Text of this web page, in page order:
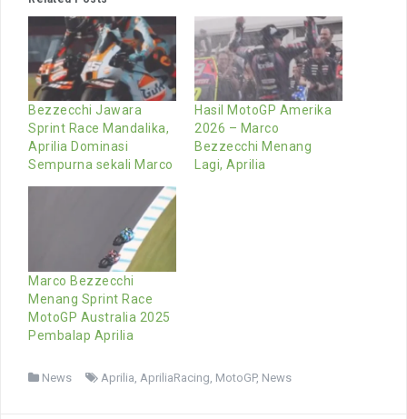
Bezzecchi Jawara
Sprint Race Mandalika,
Aprilia Dominasi
Sempurna sekali Marco
Hasil MotoGP Amerika
2026 – Marco
Bezzecchi Menang
Lagi, Aprilia
Marco Bezzecchi
Menang Sprint Race
MotoGP Australia 2025
Pembalap Aprilia
News Aprilia ApriliaRacing MotoGP, News